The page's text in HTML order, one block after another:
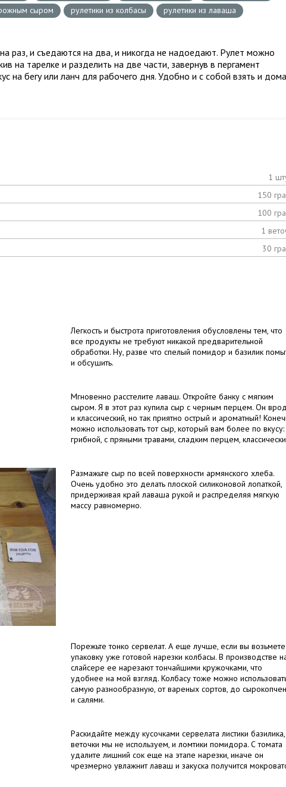
сыром рулетики из колбасы
рулетики из лаваша
раз, и съедаются на два, и никогда не надоедают. Рулет можно
на тарелке и разделить на две части, завернув в пергамент
на бегу или ланч для рабочего дня. Удобно и с собой взять и дома
1
150
100
1
30
Легкость и быстрота приготовления обусловлены тем, что
все продукты не требуют никакой предварительной
обработки. Ну, разве что спелый помидор и базилик
и обсушить.
Мгновенно расстелите лаваш. Откройте банку с мягким
сыром. Я в этот раз купила сыр с черным перцем. Он
и классический, но так приятно острый и ароматный!
можно использовать тот сыр, который вам более по вкусу:
грибной, с пряными травами, сладким перцем,
Размажьте сыр по всей поверхности армянского хлеба.
Очень удобно это делать плоской силиконовой лопаткой,
придерживая край лаваша рукой и распределяя мягкую
массу равномерно.
Порежьте тонко сервелат. А еще лучше, если вы возьмете
упаковку уже готовой нарезки колбасы. В производстве
слайсере ее нарезают тончайшими кружочками, что
удобнее на мой взгляд. Колбасу тоже можно
самую разнообразную, от вареных сортов, до
и салями.
Раскидайте между кусочками сервелата листики базилика,
веточки мы не используем, и ломтики помидора. С томата
удалите лишний сок еще на этапе нарезки, иначе он
чрезмерно увлажнит лаваш и закуска получится